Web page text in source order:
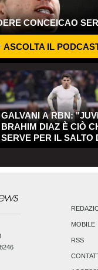
CONCEICAO
ASCOLTA IL
GALVANI A RBN:
BRAHIM DIAZ È CIÒ
SERVE PER IL SALTO
QUALITÀ"
MOBILE
RSS